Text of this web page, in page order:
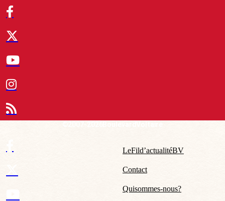
Le Fil d’actualité BV
Contact
Qui sommes-nous ?